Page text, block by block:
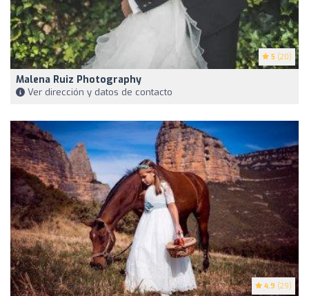
5 (20)
Malena Ruiz Photography
Ver dirección y datos de contacto
4.9 (29)